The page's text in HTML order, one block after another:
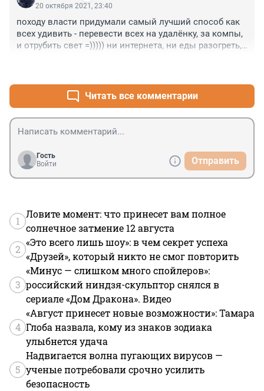
20 октября 2021, 23:40
походу власти придумали самый лучший способ как
всех удивить - перевести всех на удалёнку, за компы,
и отрубить свет =))))) ни интернета, ни еды разогреть,
Читать все комментарии
Гость
Войти
Отправить
1
Ловите момент: что принесет вам полное
солнечное затмение 12 августа
2
«Это всего лишь шоу»: в чем секрет успеха
«Друзей», который никто не смог повторить
3
«Минус — слишком много спойлеров»:
российский ниндзя-скульптор снялся в
сериале «Дом Дракона». Видео
4
«Август принесет новые возможности»: Тамара
Глоба назвала, кому из знаков зодиака
улыбнется удача
5
Надвигается волна пугающих вирусов —
ученые потребовали срочно усилить
безопасность